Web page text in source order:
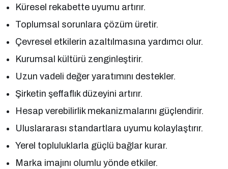
Küresel rekabette uyumu artırır.
Toplumsal sorunlara çözüm üretir.
Çevresel etkilerin azaltılmasına yardımcı olur.
Kurumsal kültürü zenginleştirir.
Uzun vadeli değer yaratımını destekler.
Şirketin şeffaflık düzeyini artırır.
Hesap verebilirlik mekanizmalarını güçlendirir.
Uluslararası standartlara uyumu kolaylaştırır.
Yerel topluluklarla güçlü bağlar kurar.
Marka imajını olumlu yönde etkiler.